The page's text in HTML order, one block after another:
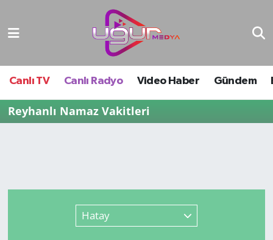
Canlı TV Canlı Radyo Video Haber Gündem
Reyhanlı Namaz Vakitleri
Hatay
Nöbetçi Eczaneler
Hava Durumu
Namaz Vakitleri
Tüm Manşetler